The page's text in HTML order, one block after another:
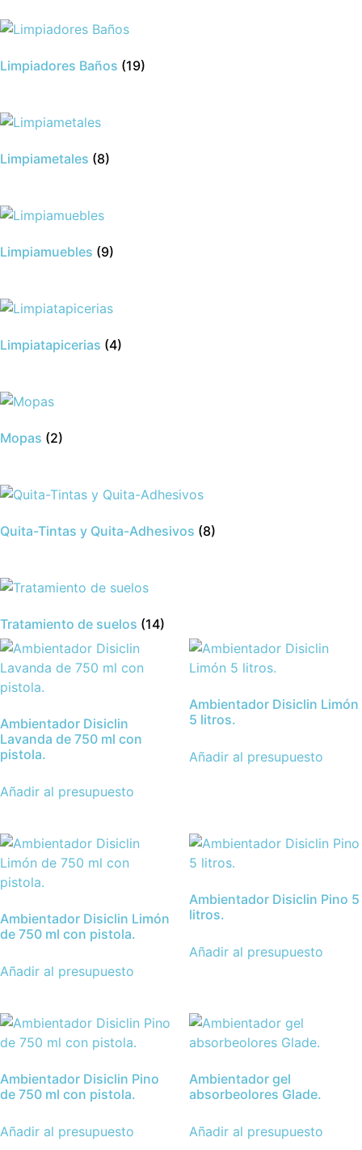
Limpiadores Baños (19)
Limpiametales (8)
Limpiamuebles (9)
Limpiatapicerias (4)
Mopas (2)
Quita-Tintas y Quita-Adhesivos (8)
Tratamiento de suelos (14)
Ambientador Disiclin
Lavanda de 750 ml con
pistola.
Añadir al presupuesto
Ambientador Disiclin Limón
5 litros.
Añadir al presupuesto
Ambientador Disiclin Limón
de 750 ml con pistola.
Añadir al presupuesto
Ambientador Disiclin Pino 5
litros.
Añadir al presupuesto
Ambientador Disiclin Pino
de 750 ml con pistola.
Añadir al presupuesto
Ambientador gel
absorbeolores Glade.
Añadir al presupuesto